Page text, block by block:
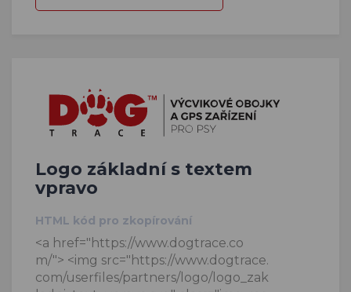
Logo základní s textem
vpravo
HTML kód pro zkopírování
<a href="https://www.dogtrace.co
m/"> <img src="https://www.dogtrace.
com/userfiles/partners/logo/logo_zak